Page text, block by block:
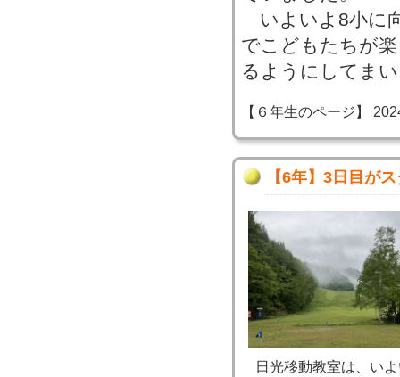
いよいよ8小に
でこどもたちが
るようにしてま
【６年生のページ】
【6年】3日目が
日光移動教室は、いよ